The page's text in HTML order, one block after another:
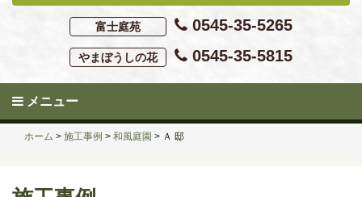
富士庭苑 0545-35-5265
やまぼうしの花 0545-35-5815
メニュー
ホーム > 施工事例 > 和風庭園 > Ａ 邸